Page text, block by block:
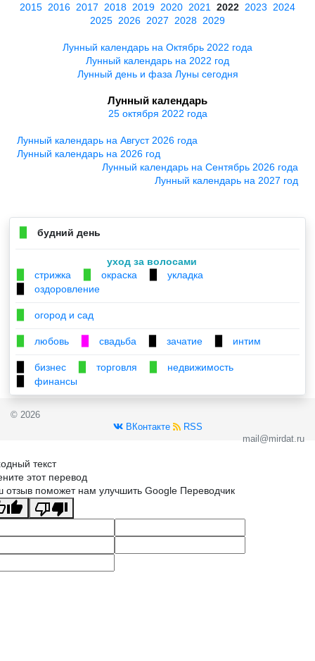
2015 2016 2017 2018 2019 2020 2021 2022 2023
2024
2025 2026 2027 2028 2029
Лунный календарь на Октябрь 2022 года
Лунный календарь на 2022 год
Лунный день и фаза Луны сегодня
Лунный календарь
25 октября 2022 года
Лунный календарь на Август 2026 года
Лунный календарь на 2026 год
Лунный календарь на Сентябрь 2026 года
Лунный календарь на 2027 год
будний день
уход за волосами
стрижка окраска укладка
оздоровление
огород и сад
любовь свадьба зачатие интим
бизнес торговля недвижимость
финансы
© 2026
ВКонтакте
RSS
mail@mirdat.ru
текст
этот перевод
отзыв поможет нам улучшить Google Переводчик